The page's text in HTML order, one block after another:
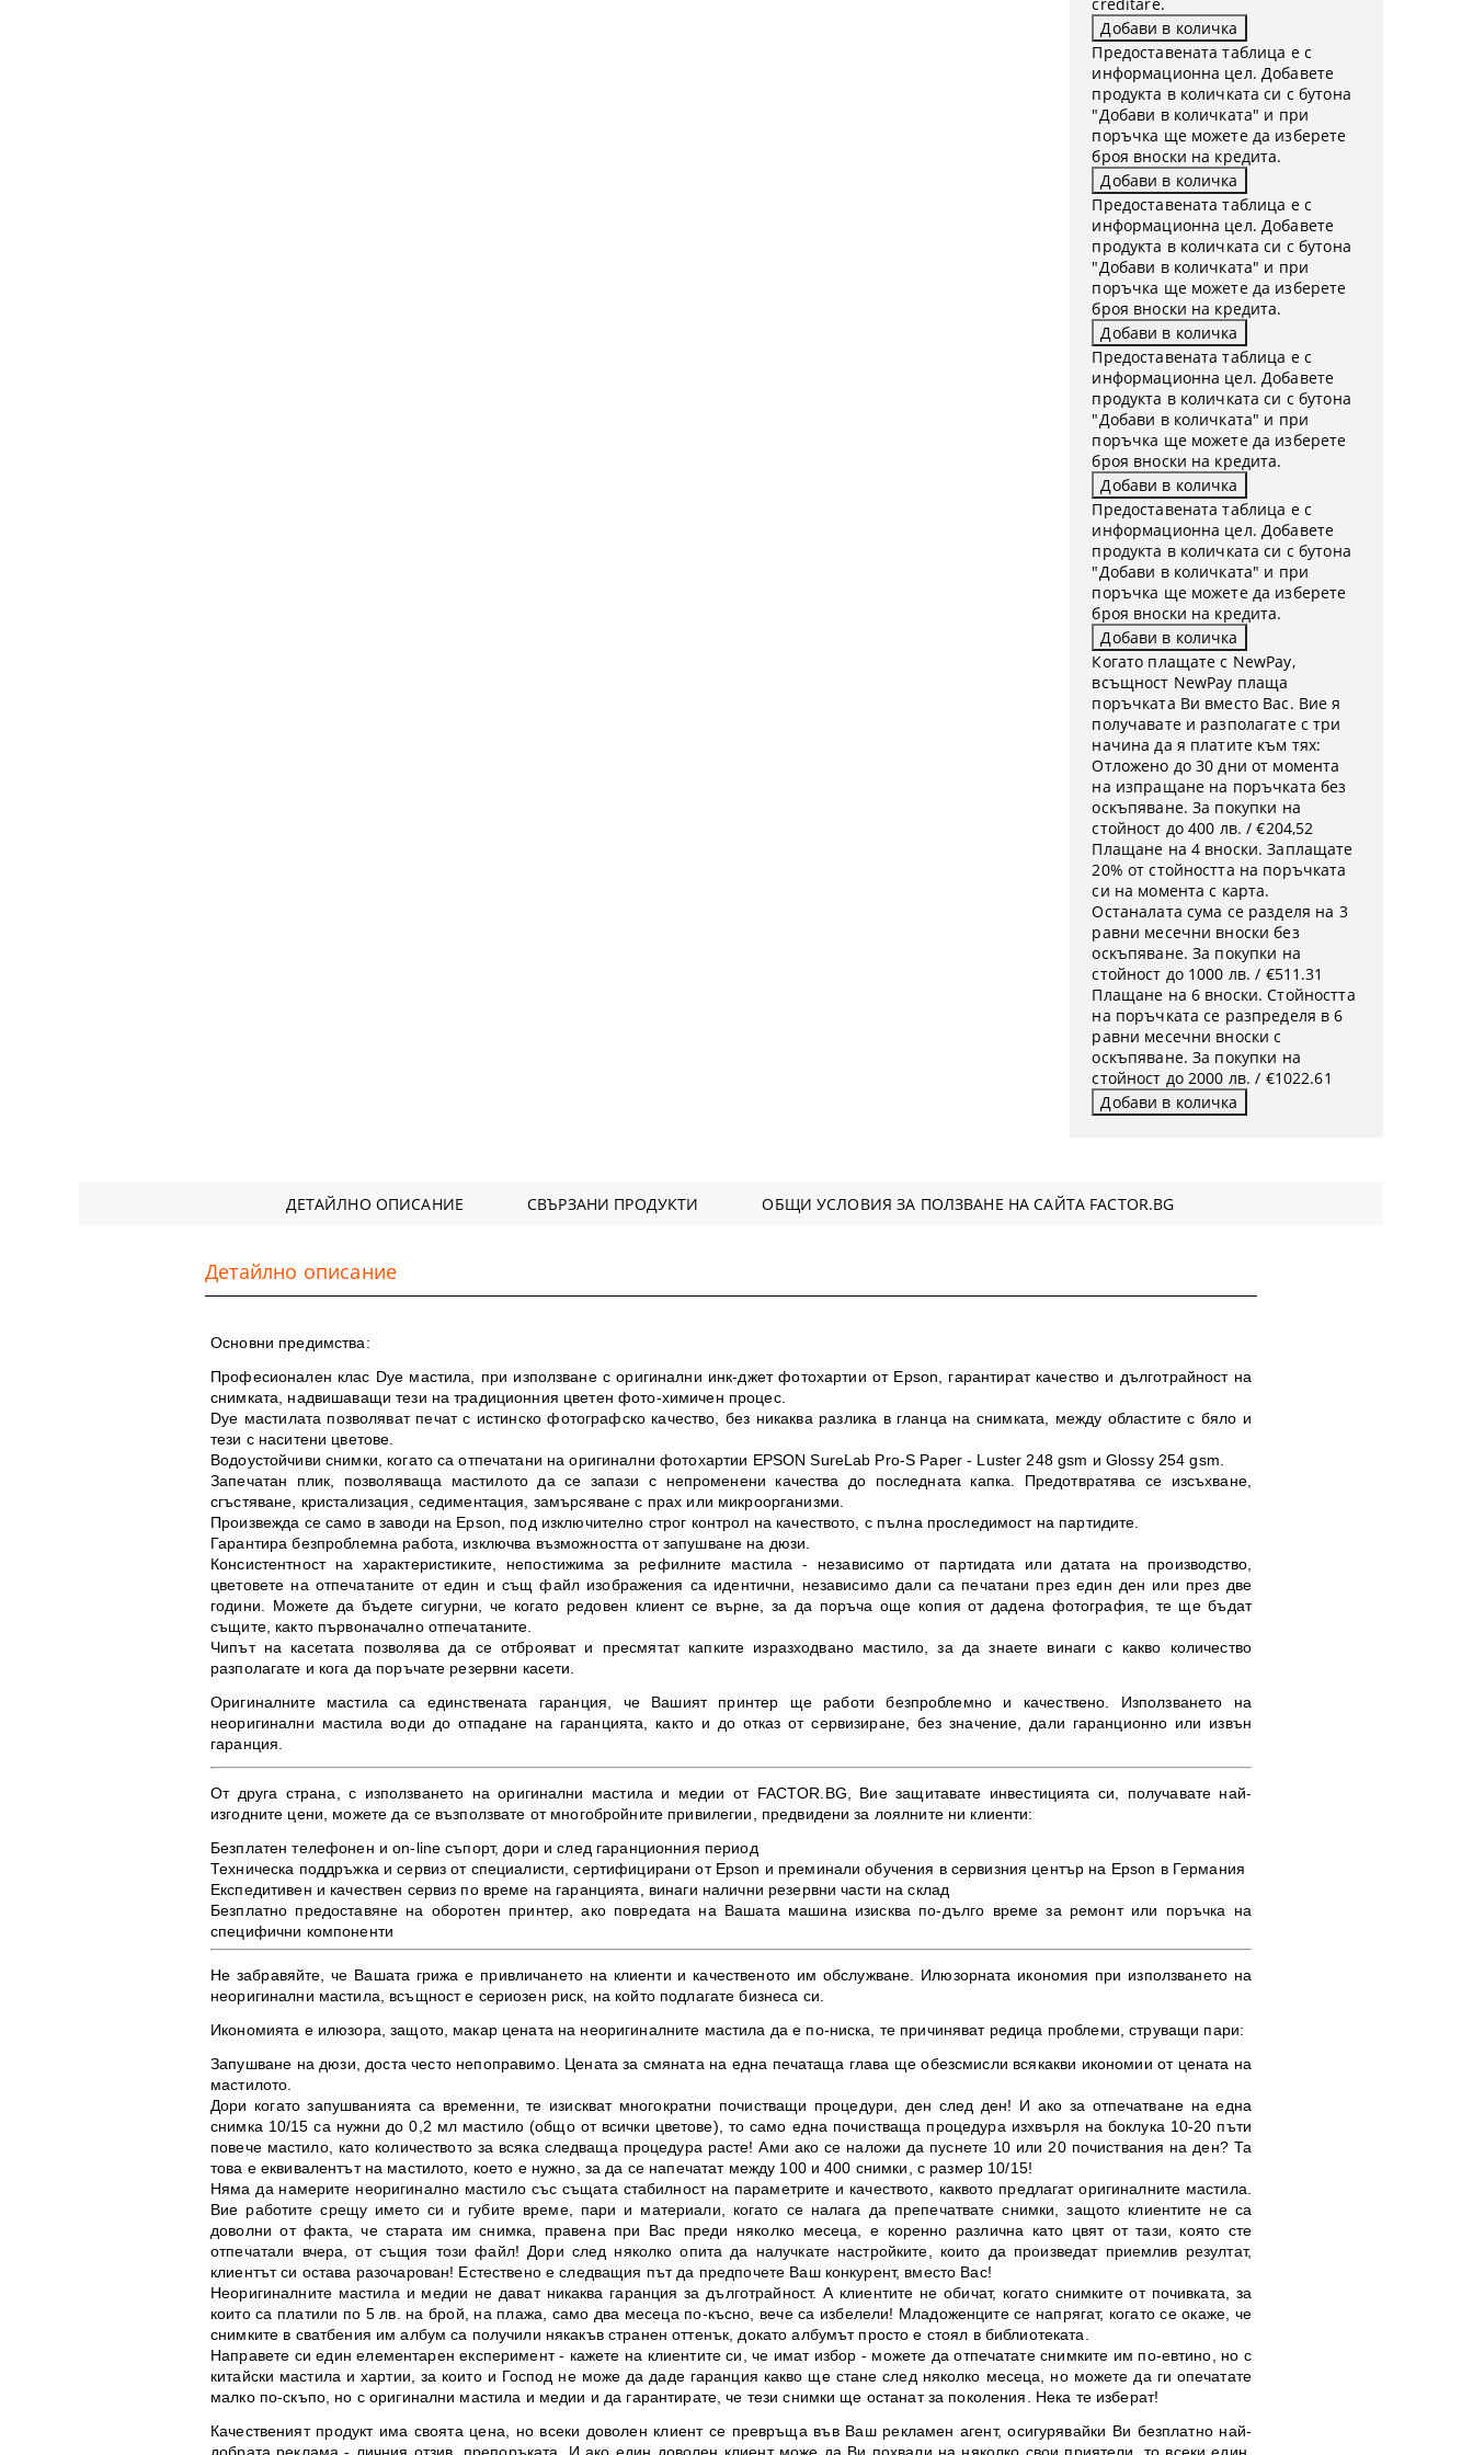
Предоставената таблица е с
информационна цел. Добавете
продукта в количката си с бутона
"Добави в количката" и при
поръчка ще можете да изберете
броя вноски на кредита.
Предоставената таблица е с
информационна цел. Добавете
продукта в количката си с бутона
"Добави в количката" и при
поръчка ще можете да изберете
броя вноски на кредита.
Предоставената таблица е с
информационна цел. Добавете
продукта в количката си с бутона
"Добави в количката" и при
поръчка ще можете да изберете
броя вноски на кредита.
Предоставената таблица е с
информационна цел. Добавете
продукта в количката си с бутона
"Добави в количката" и при
поръчка ще можете да изберете
броя вноски на кредита.
Когато плащате с NewPay,
всъщност NewPay плаща
поръчката Ви вместо Вас. Вие я
получавате и разполагате с три
начина да я платите към тях:
Отложено до 30 дни от момента
на изпращане на поръчката без
оскъпяване. За покупки на
стойност до 400 лв. / €204,52
Плащане на 4 вноски. Заплащате
20% от стойността на поръчката
си на момента с карта.
Останалата сума се разделя на 3
равни месечни вноски без
оскъпяване. За покупки на
стойност до 1000 лв. / €511.31
Плащане на 6 вноски. Стойността
на поръчката се разпределя в 6
равни месечни вноски с
оскъпяване. За покупки на
стойност до 2000 лв. / €1022.61
ДЕТАЙЛНО ОПИСАНИЕ СВЪРЗАНИ ПРОДУКТИ ОБЩИ УСЛОВИЯ ЗА ПОЛЗВАНЕ НА САЙТА FACTOR.BG
Детайлно описание
Основни предимства:
Професионален клас Dye мастила, при използване с оригинални инк-джет фотохартии от Epson, гарантират качество и дълготрайност на
снимката, надвишаващи тези на традиционния цветен фото-химичен процес.
Dye мастилата позволяват печат с истинско фотографско качество, без никаква разлика в гланца на снимката, между областите с бяло и
тези с наситени цветове.
Водоустойчиви снимки, когато са отпечатани на оригинални фотохартии EPSON SureLab Pro-S Paper - Luster 248 gsm и Glossy 254 gsm.
Запечатан плик, позволяваща мастилото да се запази с непроменени качества до последната капка. Предотвратява се изсъхване,
сгъстяване, кристализация, седиментация, замърсяване с прах или микроорганизми.
Произвежда се само в заводи на Epson, под изключително строг контрол на качеството, с пълна проследимост на партидите.
Гарантира безпроблемна работа, изключва възможността от запушване на дюзи.
Консистентност на характеристиките, непостижима за рефилните мастила - независимо от партидата или датата на производство,
цветовете на отпечатаните от един и същ файл изображения са идентични, независимо дали са печатани през един ден или през две
години. Можете да бъдете сигурни, че когато редовен клиент се върне, за да поръча още копия от дадена фотография, те ще бъдат
същите, както първоначално отпечатаните.
Чипът на касетата позволява да се отброяват и пресмятат капките изразходвано мастило, за да знаете винаги с какво количество
разполагате и кога да поръчате резервни касети.
Оригиналните мастила са единствената гаранция, че Вашият принтер ще работи безпроблемно и качествено. Използването на
неоригинални мастила води до отпадане на гаранцията, както и до отказ от сервизиране, без значение, дали гаранционно или извън
гаранция.
От друга страна, с използването на оригинални мастила и медии от FACTOR.BG, Вие защитавате инвестицията си, получавате най-
изгодните цени, можете да се възползвате от многобройните привилегии, предвидени за лоялните ни клиенти:
Безплатен телефонен и on-line съпорт, дори и след гаранционния период
Техническа поддръжка и сервиз от специалисти, сертифицирани от Epson и преминали обучения в сервизния център на Epson в Германия
Експедитивен и качествен сервиз по време на гаранцията, винаги налични резервни части на склад
Безплатно предоставяне на оборотен принтер, ако повредата на Вашата машина изисква по-дълго време за ремонт или поръчка на
специфични компоненти
Не забравяйте, че Вашата грижа е привличането на клиенти и качественото им обслужване. Илюзорната икономия при използването на
неоригинални мастила, всъщност е сериозен риск, на който подлагате бизнеса си.
Икономията е илюзора, защото, макар цената на неоригиналните мастила да е по-ниска, те причиняват редица проблеми, струващи пари:
Запушване на дюзи, доста често непоправимо. Цената за смяната на една печатаща глава ще обезсмисли всякакви икономии от цената на
мастилото.
Дори когато запушванията са временни, те изискват многократни почистващи процедури, ден след ден! И ако за отпечатване на една
снимка 10/15 са нужни до 0,2 мл мастило (общо от всички цветове), то само една почистваща процедура изхвърля на боклука 10-20 пъти
повече мастило, като количеството за всяка следваща процедура расте! Ами ако се наложи да пуснете 10 или 20 почиствания на ден? Та
това е еквивалентът на мастилото, което е нужно, за да се напечатат между 100 и 400 снимки, с размер 10/15!
Няма да намерите неоригинално мастило със същата стабилност на параметрите и качеството, каквото предлагат оригиналните мастила.
Вие работите срещу името си и губите време, пари и материали, когато се налага да препечатвате снимки, защото клиентите не са
доволни от факта, че старата им снимка, правена при Вас преди няколко месеца, е коренно различна като цвят от тази, която сте
отпечатали вчера, от същия този файл! Дори след няколко опита да налучкате настройките, които да произведат приемлив резултат,
клиентът си остава разочарован! Естествено е следващия път да предпочете Ваш конкурент, вместо Вас!
Неоригиналните мастила и медии не дават никаква гаранция за дълготрайност. А клиентите не обичат, когато снимките от почивката, за
които са платили по 5 лв. на брой, на плажа, само два месеца по-късно, вече са избелели! Младоженците се напрягат, когато се окаже, че
снимките в сватбения им албум са получили някакъв странен оттенък, докато албумът простое стоял в библиотеката.
Направете си един елементарен експеримент - кажете на клиентите си, че имат избор - можете да отпечатате снимките им по-евтино, но с
китайски мастила и хартии, за които и Господ не може да даде гаранция какво ще стане след няколко месеца, но можете да ги опечатате
малко по-скъпо, но с оригинални мастила и медии и да гарантирате, че тези снимки ще останат за поколения. Нека те изберат!
Качественият продукт има своята цена, но всеки доволен клиент се превръща във Ваш рекламен агент, осигурявайки Ви безплатно най-